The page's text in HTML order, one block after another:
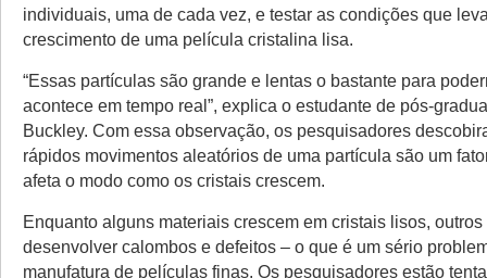
individuais, uma de cada vez, e testar as condições que
crescimento de uma película cristalina lisa.
“Essas partículas são grande e lentas o bastante para
acontece em tempo real”, explica o estudante de pós-
Buckley. Com essa observação, os pesquisadores
rápidos movimentos aleatórios de uma partícula são um
afeta o modo como os cristais crescem.
Enquanto alguns materiais crescem em cristais lisos, outros
desenvolver calombos e defeitos – o que é um sério
manufatura de películas finas. Os pesquisadores estão